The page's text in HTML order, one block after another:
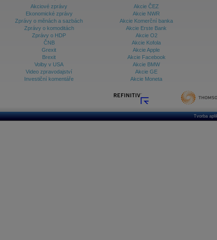
Akciové zprávy
Ekonomické zprávy
Zprávy o měnách a sazbách
Zprávy o komoditách
Zprávy o HDP
ČNB
Grexit
Brexit
Volby v USA
Video zpravodajství
Investiční komentáře
Akcie ČEZ
Akcie NWR
Akcie Komerční banka
Akcie Erste Bank
Akcie O2
Akcie Kofola
Akcie Apple
Akcie Facebook
Akcie BMW
Akcie GE
Akcie Moneta
Tvorba